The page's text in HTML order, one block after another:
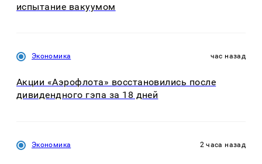
испытание вакуумом
Экономика час назад
Акции «Аэрофлота» восстановились после
дивидендного гэпа за 18 дней
Экономика 2 часа назад